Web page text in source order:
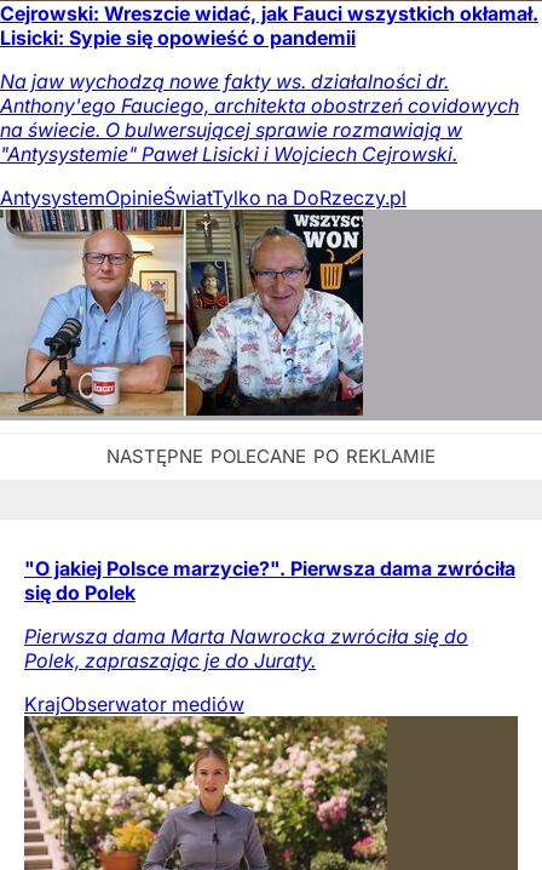
Cejrowski: Wreszcie widać, jak Fauci wszystkich okłamał.
Lisicki: Sypie się opowieść o pandemii
Na jaw wychodzą nowe fakty ws. działalności dr.
Anthony'ego Fauciego, architekta obostrzeń covidowych
na świecie. O bulwersującej sprawie rozmawiają w
"Antysystemie" Paweł Lisicki i Wojciech Cejrowski.
AntysystemOpinieŚwiatTylko na DoRzeczy.pl
"O jakiej Polsce marzycie?". Pierwsza dama zwróciła
się do Polek
Pierwsza dama Marta Nawrocka zwróciła się do
Polek, zapraszając je do Juraty.
KrajObserwator mediów